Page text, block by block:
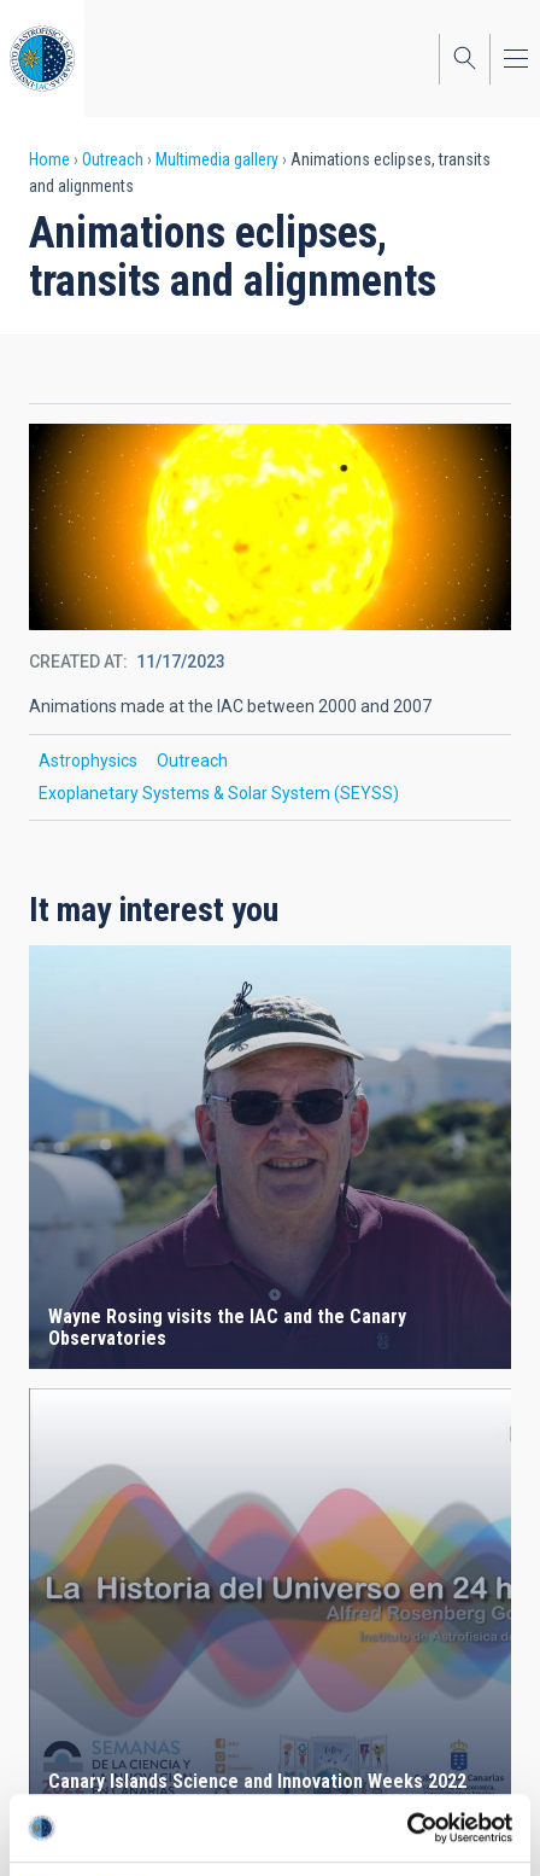
to
main
content
Breadcrumb
Home Outreach Multimedia gallery
Animations eclipses, transits
and alignments
Animations eclipses,
transits and alignments
CREATED AT 11/17/2023
Animations made at the IAC between 2000 and 2007
Astrophysics
Outreach
Exoplanetary Systems & Solar System (SEYSS)
It may interest you
Wayne Rosing visits the IAC and the Canary
Observatories
Canary Islands Science and Innovation Weeks 2022